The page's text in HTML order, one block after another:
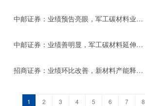
中邮证券：业绩预告亮眼，军工碳材料业务多点开花
中邮证券：业绩善明显，军工碳材料延伸不断丰富
招商证券：业绩环比改善，新材料产能释放可期
1 2 3 4 5 6 7 8